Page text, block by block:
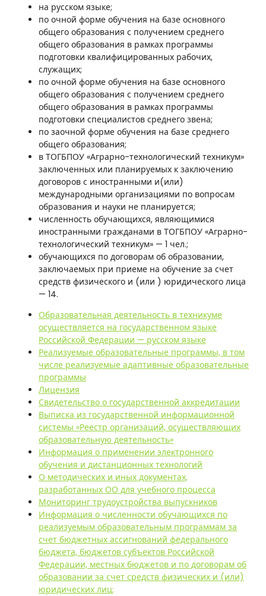
на русском языке;
по очной форме обучения на базе основного
общего образования с получением среднего
общего образования в рамках программы
подготовки квалифицированных рабочих,
служащих;
по очной форме обучения на базе основного
общего образования с получением среднего
общего образования в рамках программы
подготовки специалистов среднего звена;
по заочной форме обучения на базе среднего
общего образования;
в ТОГБПОУ «Аграрно-технологический техникум»
заключенных или планируемых к заключению
договоров с иностранными и(или)
международными организациями по вопросам
образования и науки не планируется;
численность обучающихся, являющимися
иностранными гражданами в ТОГБПОУ «Аграрно-
технологический техникум» — 1 чел.;
обучающихся по договорам об образовании,
заключаемых при приеме на обучение за счет
средств физического и (или ) юридического лица
— 14.
Образовательная деятельность в техникуме
осуществляется на государственном языке
Российской Федерации — русском языке
Реализуемые образовательные программы, в том
числе реализуемые адаптивные образовательные
программы
Лицензия
Свидетельство о государственной аккредитации
Выписка из государственной информационной
системы «Реестр организаций, осуществляющих
образовательную деятельность»
Информация о применении электронного
обучения и дистанционных технологий
О методических и иных документах,
разработанных ОО для учебного процесса
Мониторинг трудоустройства выпускников
Информация о численности обучающихся по
реализуемым образовательным программам за
счет бюджетных ассигнований федерального
бюджета, бюджетов субъектов Российской
Федерации, местных бюджетов и по договорам об
образовании за счет средств физических и (или)
юридических лиц;